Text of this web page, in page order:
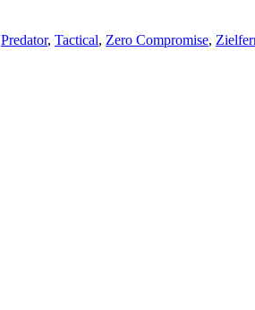
Predator, Tactical, Zero Compromise,